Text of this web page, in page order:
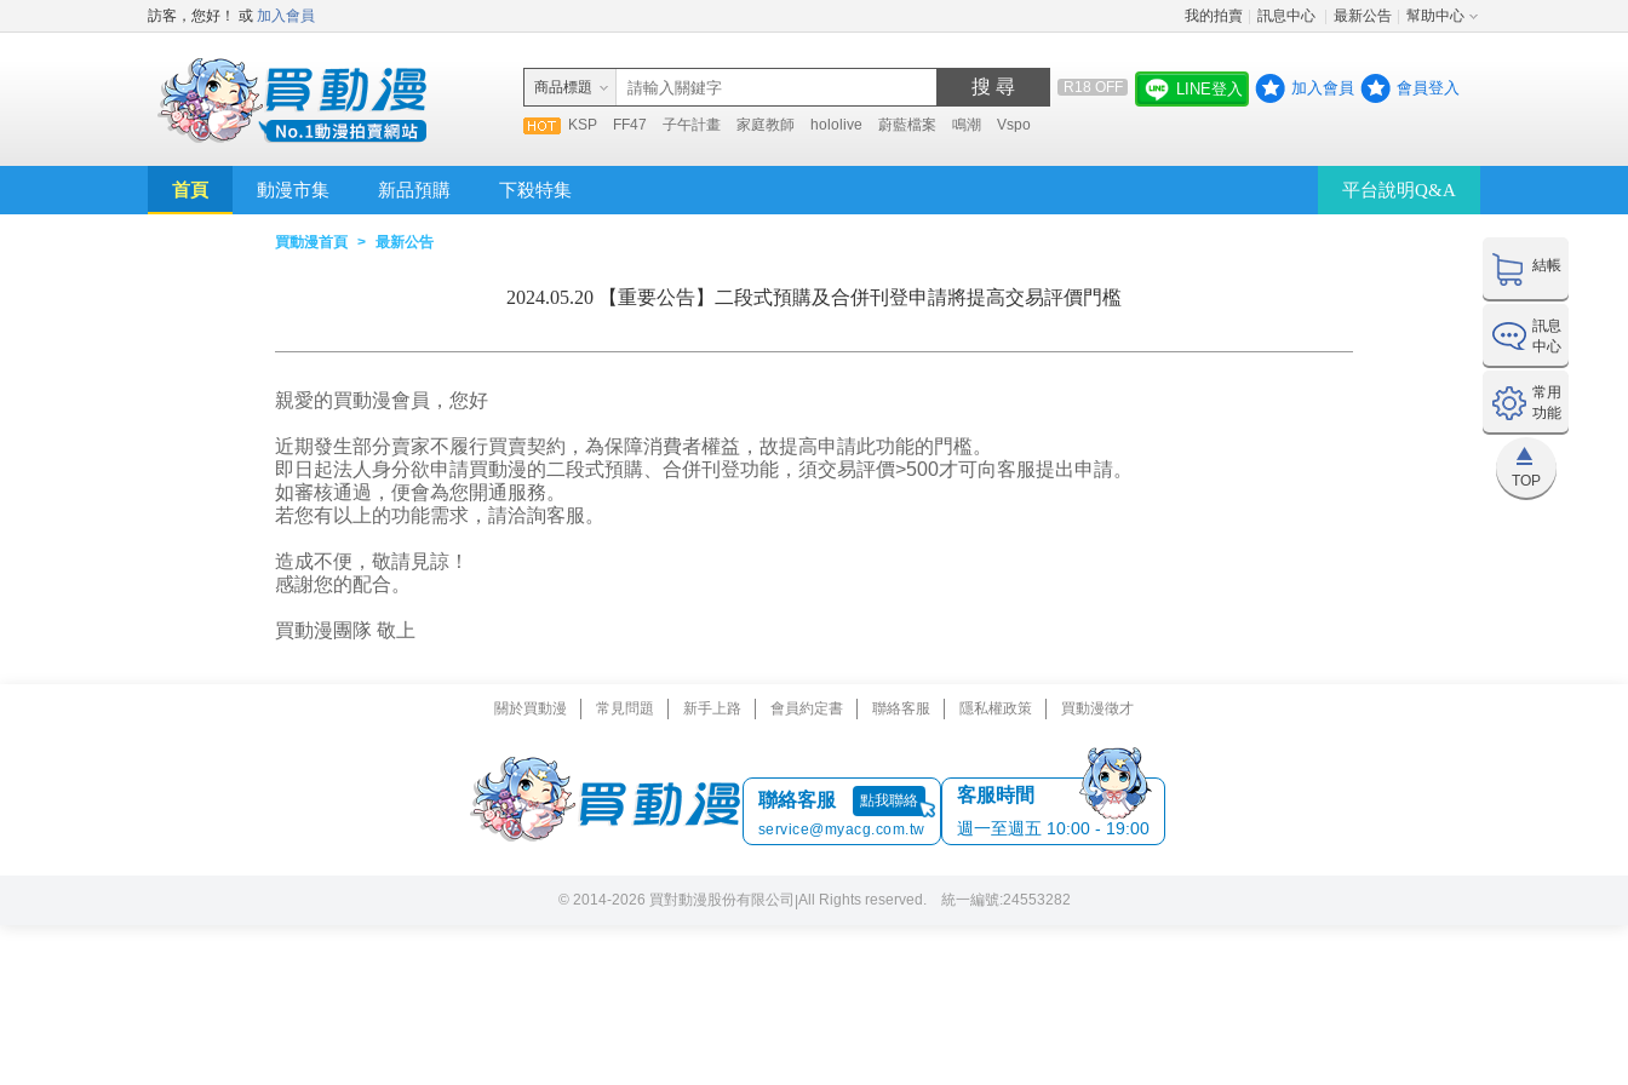
訪客，您好！ 或 加入會員 我的拍賣 訊息中心 最新公告 幫助中心
商品標題 搜 尋 R18 OFF
KSP FF47 子午計畫 家庭教師 hololive 蔚藍檔案 鳴潮 Vspo
LINE登入 加入會員 會員登入
首頁 動漫市集 新品預購 下殺特集 平台說明Q&A
結帳
訊息
中心
常用
功能
TOP
買動漫首頁 > 最新公告
2024.05.20 【重要公告】二段式預購及合併刊登申請將提高交易評價門檻
親愛的買動漫會員，您好
近期發生部分賣家不履行買賣契約，為保障消費者權益，故提高申請此功能的門檻。
即日起法人身分欲申請買動漫的二段式預購、合併刊登功能，須交易評價>500才可向客服提出申請。
如審核通過，便會為您開通服務。
若您有以上的功能需求，請洽詢客服。
造成不便，敬請見諒！
感謝您的配合。
買動漫團隊 敬上
關於買動漫 常見問題 新手上路 會員約定書 聯絡客服 隱私權政策 買動漫徵才
聯絡客服
點我聯絡
service@myacg.com.tw
客服時間
週一至週五 10:00 - 19:00
© 2014-2026 買對動漫股份有限公司 |All Rights reserved. 統一編號:24553282